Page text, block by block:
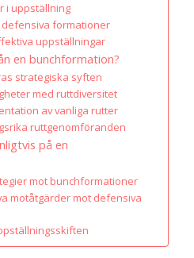
i uppställning
formationer
uppställningar
en bunchformation?
strategiska syften
med ruttdiversitet
av vanliga rutter
ruttgenomföranden
på en
mot bunchformationer
motåtgärder mot defensiva